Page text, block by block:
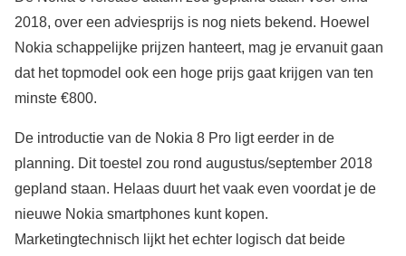
2018, over een adviesprijs is nog niets bekend. Hoewel
Nokia schappelijke prijzen hanteert, mag je ervanuit gaan
dat het topmodel ook een hoge prijs gaat krijgen van ten
minste €800.
De introductie van de Nokia 8 Pro ligt eerder in de
planning. Dit toestel zou rond augustus/september 2018
gepland staan. Helaas duurt het vaak even voordat je de
nieuwe Nokia smartphones kunt kopen.
Marketingtechnisch lijkt het echter logisch dat beide